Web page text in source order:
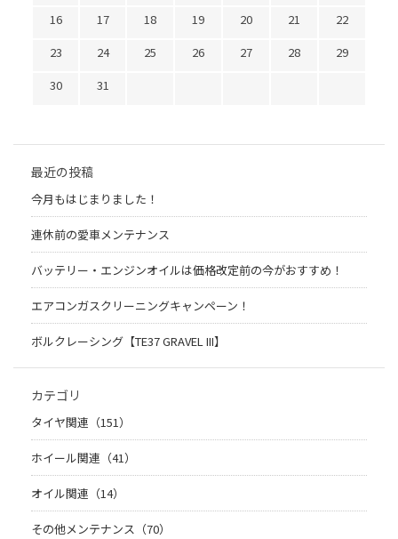
16
17 18 19 20 21
22
23
24 25 26 27 28
29
30
31
最近の投稿
今月もはじまりました！
連休前の愛車メンテナンス
バッテリー・エンジンオイルは価格改定前の今がおすすめ！
エアコンガスクリーニングキャンペーン！
ボルクレーシング【TE37 GRAVEL III】
カテゴリ
タイヤ関連（151）
ホイール関連（41）
オイル関連（14）
その他メンテナンス（70）